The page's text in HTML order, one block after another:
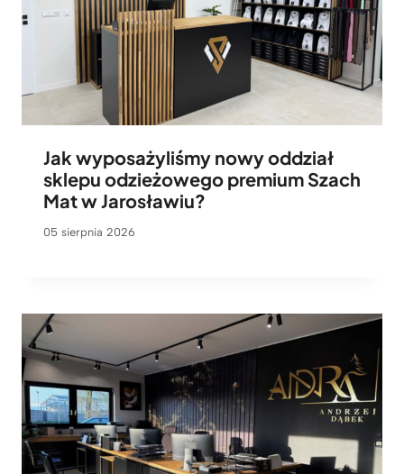
Jak wyposażyliśmy nowy oddział
sklepu odzieżowego premium Szach
Mat w Jarosławiu?
05 sierpnia 2026